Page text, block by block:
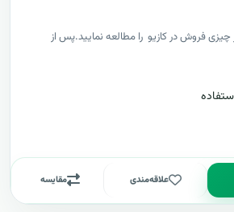
چیزی فروش در کازیو را مطالعه نمایید.پس از
علاقه‌مندی مقایسه